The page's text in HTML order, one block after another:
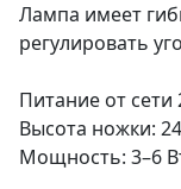
Лампа имеет
регулировать
Питание от сети
Высота ножки:
Мощность: 3–6